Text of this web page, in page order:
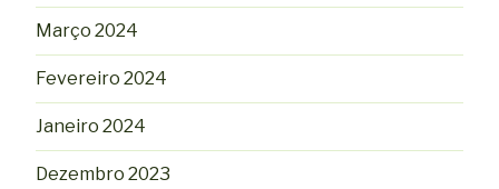
Março 2024
Fevereiro 2024
Janeiro 2024
Dezembro 2023